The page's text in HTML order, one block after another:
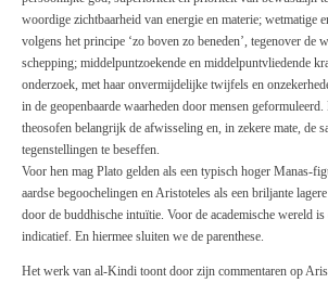
woordige zichtbaarheid van energie en materie; wetmatige
volgens het principe ‘zo boven zo beneden’, tegenover de
schepping; middelpuntzoekende en middelpuntvliedende
onderzoek, met haar onvermijdelijke twijfels en
in de geopenbaarde waarheden door mensen
theosofen belangrijk de afwisseling en, in zekere mate, de
tegenstellingen te beseffen.
Voor hen mag Plato gelden als een typisch hoger Manas-
aardse begoochelingen en Aristoteles als een briljante
door de buddhische intuïtie. Voor de academische wereld
indicatief. En hiermee sluiten we de parenthese.
Het werk van al-Kindi toont door zijn commentaren op